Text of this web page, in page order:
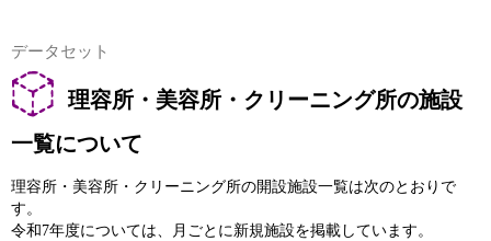
データセット
理容所・美容所・クリーニング所の施設
一覧について
理容所・美容所・クリーニング所の開設施設一覧は次のとおりで
す。
令和7年度については、月ごとに新規施設を掲載しています。